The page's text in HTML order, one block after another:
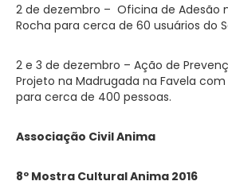
2 de dezembro – Oficina de Adesão
Rocha para cerca de 60 usuários do
2 e 3 de dezembro – Ação de
Projeto na Madrugada na Favela com
para cerca de 400 pessoas.
Associação Civil Anima
8º Mostra Cultural Anima 2016